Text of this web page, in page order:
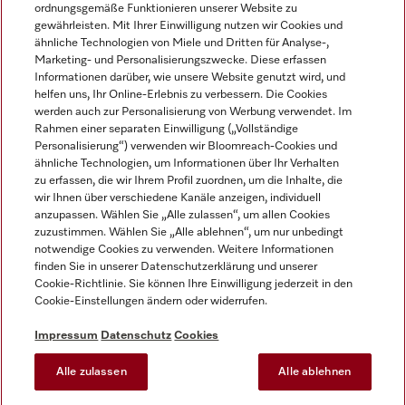
AGB
Datenschutz
Nutzungsbedingungen
Barrierefreiheitserklärung
EU-Gesetzen über digitale Dienste
Cookie-Einstellungen
Miele auf Instagram
Miele auf Facebook
Miele auf Youtube
ordnungsgemäße Funktionieren unserer Website zu
gewährleisten. Mit Ihrer Einwilligung nutzen wir Cookies und
ähnliche Technologien von Miele und Dritten für Analyse-,
Marketing- und Personalisierungszwecke. Diese erfassen
Informationen darüber, wie unsere Website genutzt wird, und
helfen uns, Ihr Online-Erlebnis zu verbessern. Die Cookies
werden auch zur Personalisierung von Werbung verwendet. Im
Rahmen einer separaten Einwilligung („Vollständige
Personalisierung“) verwenden wir Bloomreach-Cookies und
ähnliche Technologien, um Informationen über Ihr Verhalten
zu erfassen, die wir Ihrem Profil zuordnen, um die Inhalte, die
wir Ihnen über verschiedene Kanäle anzeigen, individuell
anzupassen. Wählen Sie „Alle zulassen“, um allen Cookies
zuzustimmen. Wählen Sie „Alle ablehnen“, um nur unbedingt
notwendige Cookies zu verwenden. Weitere Informationen
finden Sie in unserer Datenschutzerklärung und unserer
Cookie-Richtlinie. Sie können Ihre Einwilligung jederzeit in den
Cookie-Einstellungen ändern oder widerrufen.
Impressum Datenschutz Cookies
Alle zulassen Alle ablehnen